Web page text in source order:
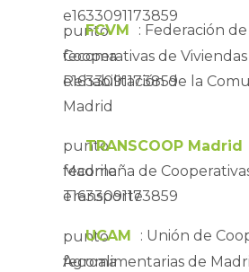
FCVM
: Federación de
Cooperativas de
Rehabilitación de la
Madrid
TRANSCOOP Madrid
Madrileña de
Transporte
UCAM
: Unión de
Agroalimentarias de